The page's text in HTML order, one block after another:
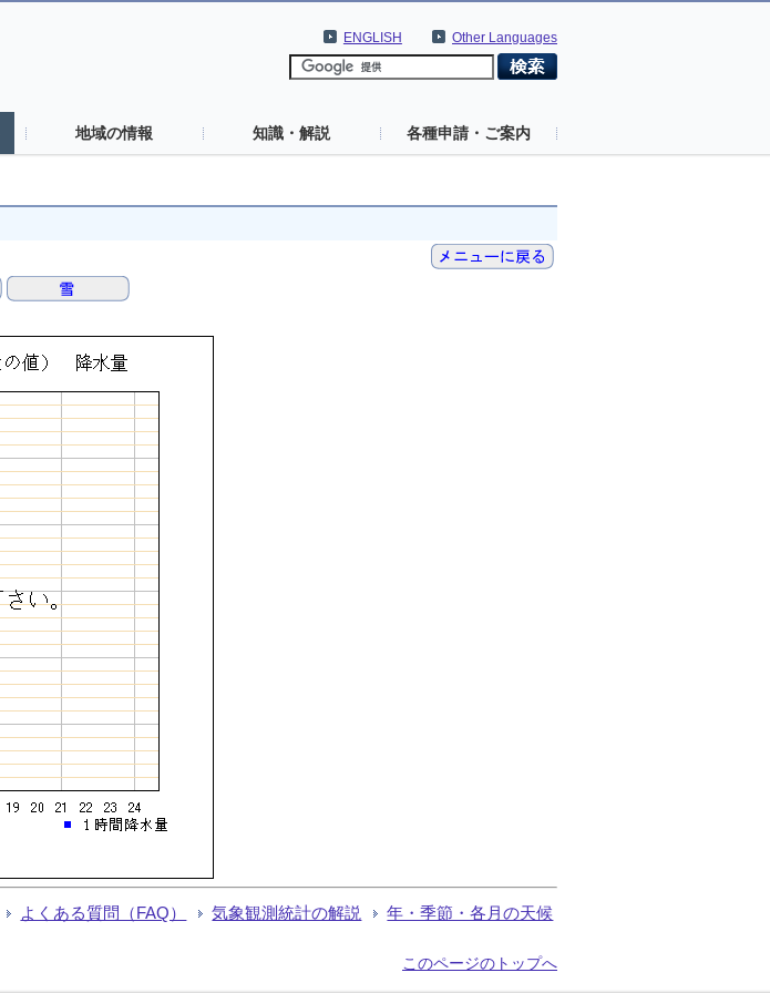
Other Languages
ENGLISH
地域の情報 知識・解説 各種申請・ご案内
よくある質問（FAQ） 気象観測統計の解説 年・季節・各月の天候
このページのトップへ